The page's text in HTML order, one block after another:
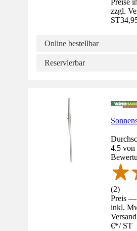
Preise
zzgl.
ST
Online bestellbar
Reservierbar
4.5 von
(2)
Preis —
inkl.
€*/ ST